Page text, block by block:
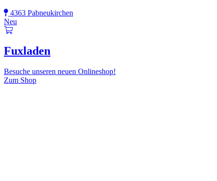
4363 Pabneukirchen
Neu
Fuxladen
Besuche unseren neuen Onlineshop!
Zum Shop